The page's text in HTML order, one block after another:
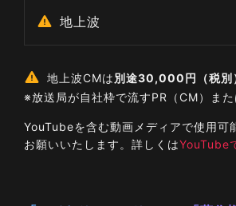
地上波
地上波CMは別途30,000円（税別
※放送局が自社枠で流すPR（CM）ま
YouTubeを含む動画メディアで使用可
お願いいたします。詳しくはYouTube